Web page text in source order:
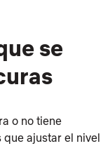
se
o no tiene
ajustar el nivel